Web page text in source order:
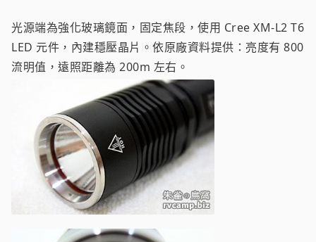
光源端為強化玻璃鏡面，固定焦段，使用 Cree XM-L2 T6
LED 元件，內建穩壓晶片。依原廠資料提供：亮度有 800
流明值，遠照距離為 200m 左右。